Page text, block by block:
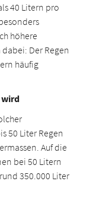
40 Litern pro
höhere
Der Regen
häufig
wird
50 Liter Regen
Auf die
bei 50 Litern
350.000 Liter